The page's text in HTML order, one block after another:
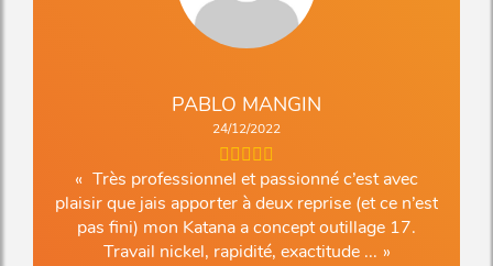
PABLO MANGIN
24/12/2022
Très professionnel et passionné c’est avec
plaisir que jais apporter à deux reprise (et ce n’est
pas fini) mon Katana a concept outillage 17.
Travail nickel, rapidité, exactitude ...